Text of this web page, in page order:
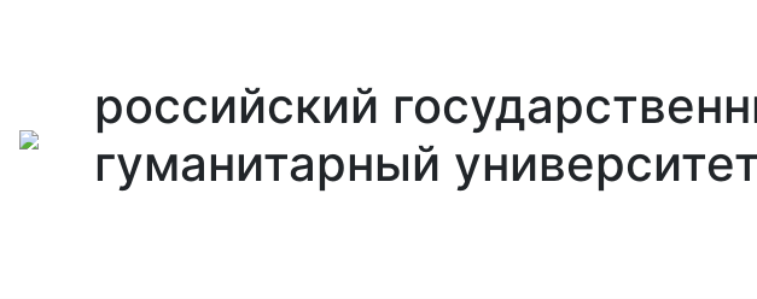
российский
гуманитарный университет